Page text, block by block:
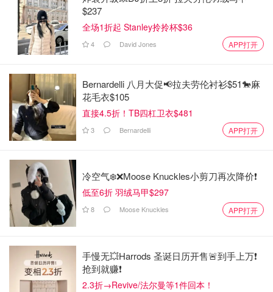
$237
全场1折起 Stanley拎拎杯$36
4 David Jones APP打开
Bernardelli 八月大促📢拉夫劳伦衬衫$51🐎麻
花毛衣$105
直接4.5折！TB四杠卫衣$481
3 Bernardelli APP打开
冷空气❄️❌️Moose Knuckles小剪刀再次降价❗️
低至6折 羽绒马甲$297
8 Moose Knuckles APP打开
手慢无💥Harrods 圣诞日历开售🚨到手上万❗️
抢到就赚❗️
2.3折→Revive/法尔曼等1件回本！